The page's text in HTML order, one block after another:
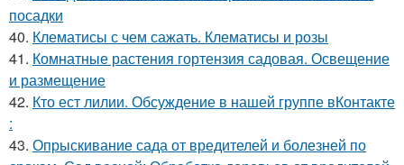
посадки
40. Клематисы с чем сажать. Клематисы и розы
41. Комнатные растения гортензия садовая. Освещение
и размещение
42. Кто ест лилии. Обсуждение в нашей группе вКонтакте
:
43. Опрыскивание сада от вредителей и болезней по